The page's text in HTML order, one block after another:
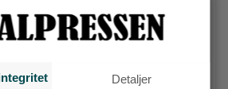
Detaljer